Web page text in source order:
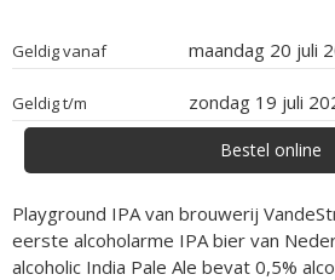
Geldig vanaf maandag 20 juli
Geldig t/m zondag 19 juli
Bestel online
Playground IPA van brouwerij
eerste alcoholarme IPA bier van
alcoholic India Pale Ale bevat 0,5%